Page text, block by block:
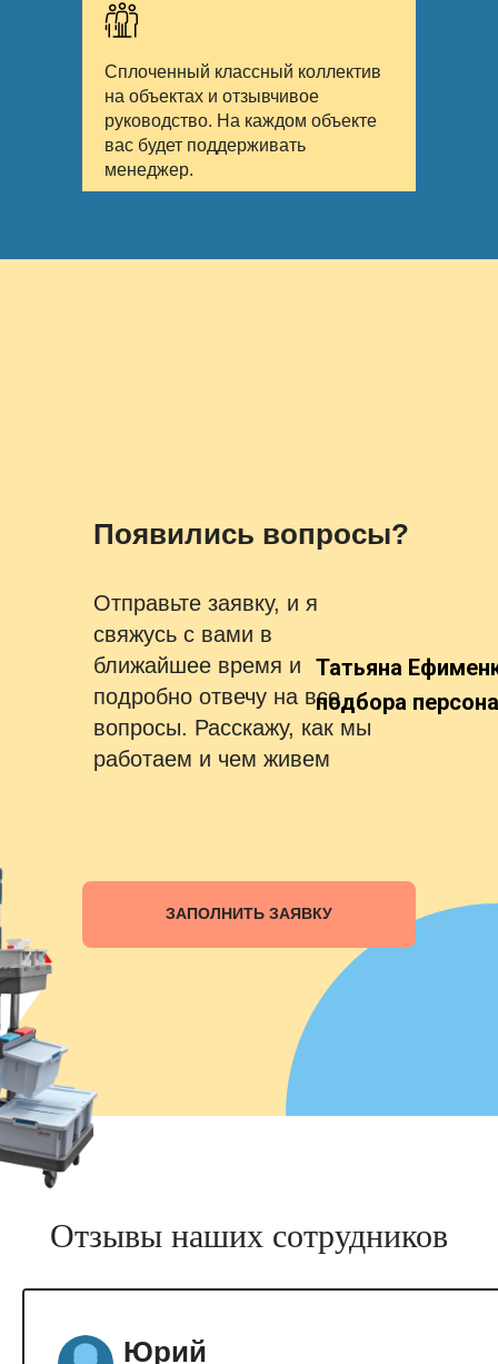
Сплоченный классный коллектив
на объектах и отзывчивое
руководство. На каждом объекте
вас будет поддерживать
менеджер.
Отправьте заявку, и я
свяжусь с вами в
ближайшее время и
подробно отвечу на все
вопросы. Расскажу, как мы
работаем и чем живем
Появились вопросы?
ЗАПОЛНИТЬ ЗАЯВКУ
Татьяна
подбора
Отзывы наших сотрудников
Юрий